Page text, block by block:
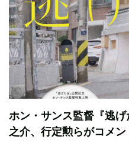
ホン・サンス監督『逃
之介、行定勲らがコメン